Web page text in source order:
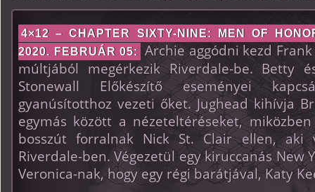
4×12 – CHAPTER SIXTY-NINE: MEN OF
2020. FEBRUÁR 05:
Archie aggódni kezd
múltjából megérkezik Riverdale-be. Betty
Stonewall Előkészítő eseményei
gyanúsítotthoz vezeti őket. Jughead kihívja
egymás között a nézeteltéréseket,
bosszút forralnak Nick St. Clair ellen, aki
Riverdale-ben. Végezetül egy kiruccanás New
Veronica-nak, hogy egy régi barátjával, Katy